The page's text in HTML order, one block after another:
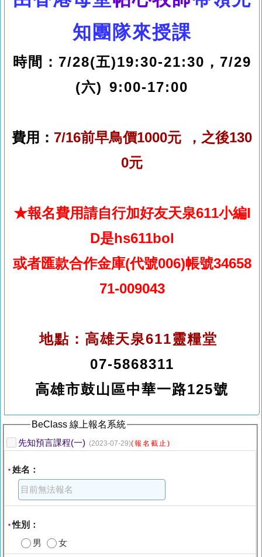
知團隊來授課
時間：7/28(五)19:30-21:30，7/29
(六) 9:00-17:00
費用： 7/16前早鳥價1000元 ， 之後130
0元
★報名費用請自行加好友天泉611小編I
D是hs611bol
或者匯款合作金庫(代號006)帳號34658
71-009043
地點：高雄天泉611靈糧堂
07-5868311
高雄市鼓山區中華一路125號
BeClass 線上報名系統
先知預言課程(一) (2023-07-29)(報名截止)
* 姓名：
*性別：
男
女